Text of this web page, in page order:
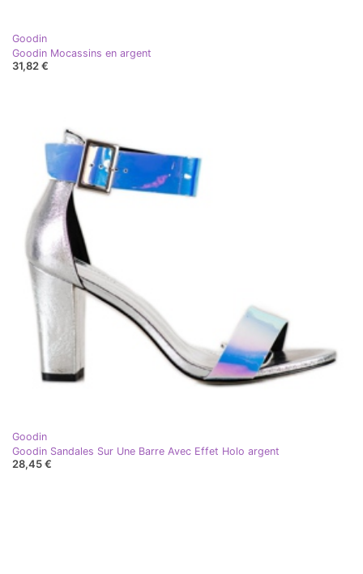
Goodin
Goodin Mocassins en argent
31,82 €
Goodin
Goodin Sandales Sur Une Barre Avec Effet Holo argent
28,45 €